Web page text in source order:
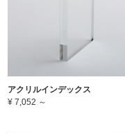
アクリルインデックス
¥ 7,052 ～